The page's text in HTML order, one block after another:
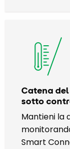
Catena
sotto
Mantieni la
Smart